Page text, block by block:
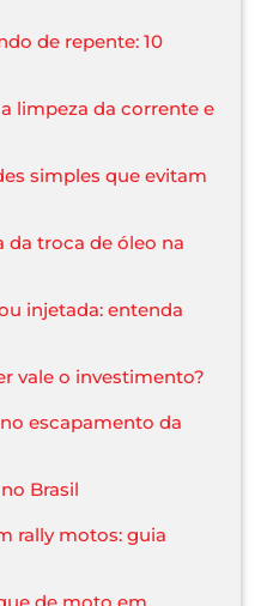
de repente: 10
limpeza da corrente e
simples que evitam
da troca de óleo na
injetada: entenda
vale o investimento?
escapamento da
Brasil
rally motos: guia